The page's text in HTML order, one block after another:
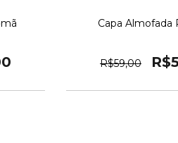
Capa Almofada
R$59,00